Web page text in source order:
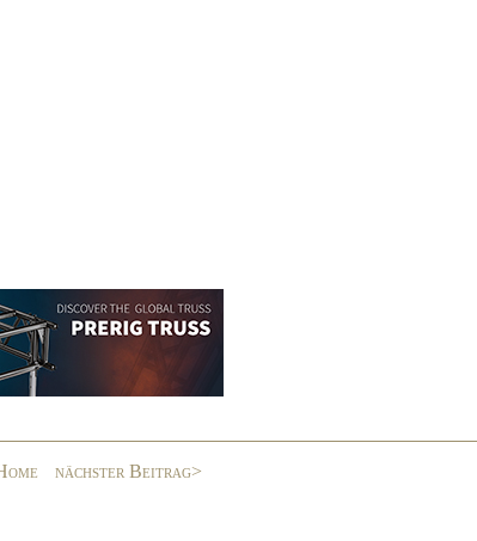
nächster Beitrag>